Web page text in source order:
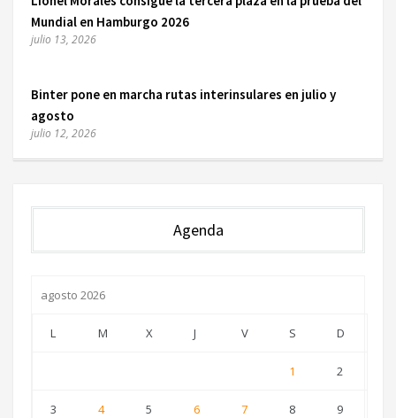
Mundial en Hamburgo 2026
julio 13, 2026
Binter pone en marcha rutas interinsulares en julio y
agosto
julio 12, 2026
Agenda
agosto 2026
L M X J V S D
1 2
3 4 5 6 7 8 9